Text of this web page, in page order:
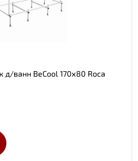
ванн BeCool 170х80 Roca